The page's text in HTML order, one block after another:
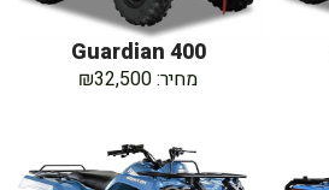
Guardian 400
מחיר: ₪32,500